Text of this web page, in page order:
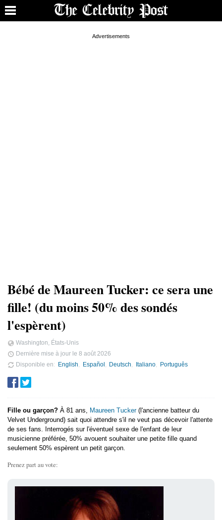
Bébé de Maureen Tucker: ce sera une
fille! (du moins 50% des sondés
l'espèrent)
Washington, États-Unis
Dernière mise à jour le 8 août 2026
Disponible en
English Español Deutsch Italiano Português
Fille ou garçon? À 81 ans, Maureen Tucker(l'ancienne batteur du
Velvet Underground) sait quoi attendre s'il ne veut pas décevoir l'attente
de ses fans. Interrogés sur l'éventuel sexe de l'enfant de leur
musicienne préférée, 50% avouent souhaiter une petite fille quand
seulement 50% espèrent un petit garçon.
Prenez part au vote: